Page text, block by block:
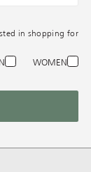
in shopping for?
WOMEN